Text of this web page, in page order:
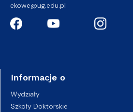
ekowe@ug.edu.pl
Informacje o
Wydziały
Szkoły Doktorskie